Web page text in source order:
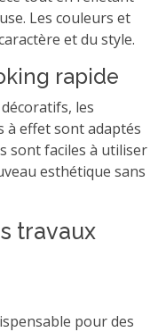
Les couleurs et
et du style.
rapide
les
à effet sont adaptés
sont faciles à utiliser
esthétique sans
travaux
pour des